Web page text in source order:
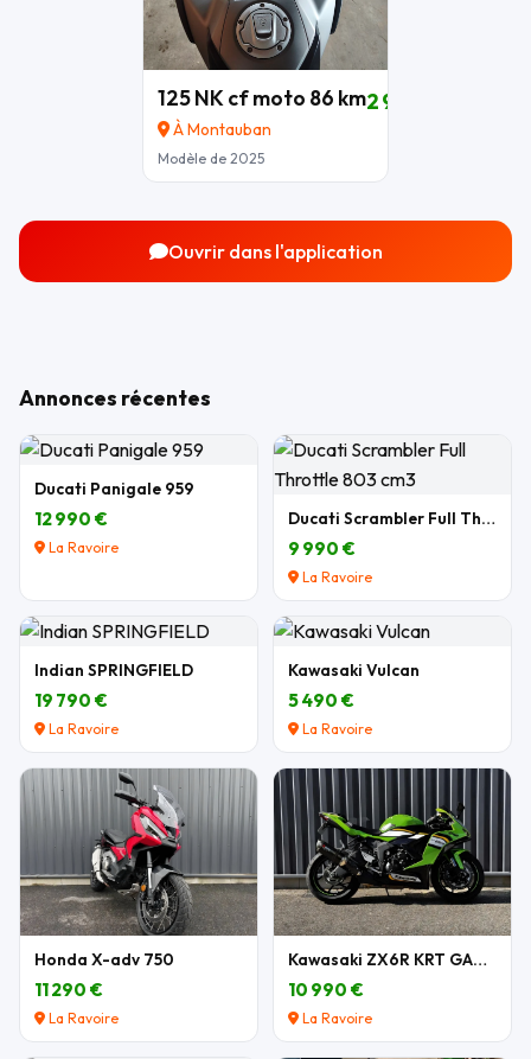
125 NK cf moto 86 km
À Montauban
Modèle de 2025
2 900 €
Ouvrir dans l'application
Annonces récentes
Ducati Panigale 959
12 990 €
La Ravoire
Ducati Scrambler Full Throttle 803 cm3
9 990 €
La Ravoire
Indian SPRINGFIELD
19 790 €
La Ravoire
Kawasaki Vulcan
5 490 €
La Ravoire
Honda X-adv 750
11 290 €
La Ravoire
Kawasaki ZX6R KRT GARANTIE
10 990 €
La Ravoire